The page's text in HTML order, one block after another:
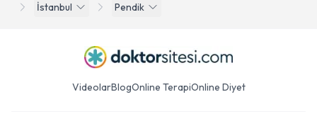
İstanbul
Pendik
VideolarBlogOnline TerapiOnline Diyet